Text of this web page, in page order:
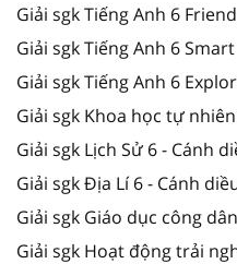
Giải sgk Tiếng Anh 6
Giải sgk Tiếng Anh 6
Giải sgk Tiếng Anh 6
Giải sgk Khoa học tự
Giải sgk Lịch Sử 6 - Cánh
Giải sgk Địa Lí 6 - Cánh
Giải sgk Giáo dục công
Giải sgk Hoạt động trải